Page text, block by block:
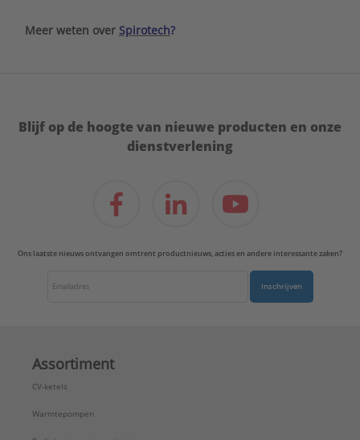
Meer weten over Spirotech?
Blijf op de hoogte van nieuwe producten en onze
dienstverlening
Ons laatste nieuws ontvangen omtrent productnieuws, acties en andere interessante zaken?
Inschrijven
Assortiment
CV-ketels
Warmtepompen